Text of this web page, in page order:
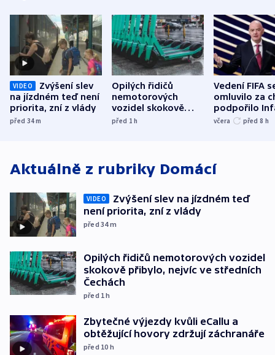
VIDEO
Zvýšení slev
na jízdném teď není
priorita, zní z vlády
před 34m
Opilých řidičů
nemotorových
vozidel skokově
přibylo, nejvíc ve
před 1h
Vedení FIFA
omluvilo za
podpořilo
UEFA trvá na
včera před 8 h
Aktuálně z rubriky Domácí
VIDEO
Zvýšení slev na jízdném teď
není priorita, zní z vlády
před 34m
Opilých řidičů nemotorových vozidel
skokově přibylo, nejvíc ve středních
Čechách
před 1h
Zbytečné výjezdy kvůli eCallu a
obtěžující hovory zdržují záchranáře
před 10 h